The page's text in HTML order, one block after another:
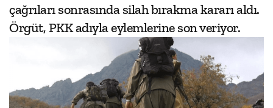
çağrıları sonrasında silah bırakma kararı aldı.
Örgüt, PKK adıyla eylemlerine son veriyor.